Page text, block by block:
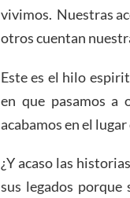
vivimos. Nuestras
otros cuentan
Este es el hilo
en que pasamos a
acabamos en el
¿Y acaso las
sus legados